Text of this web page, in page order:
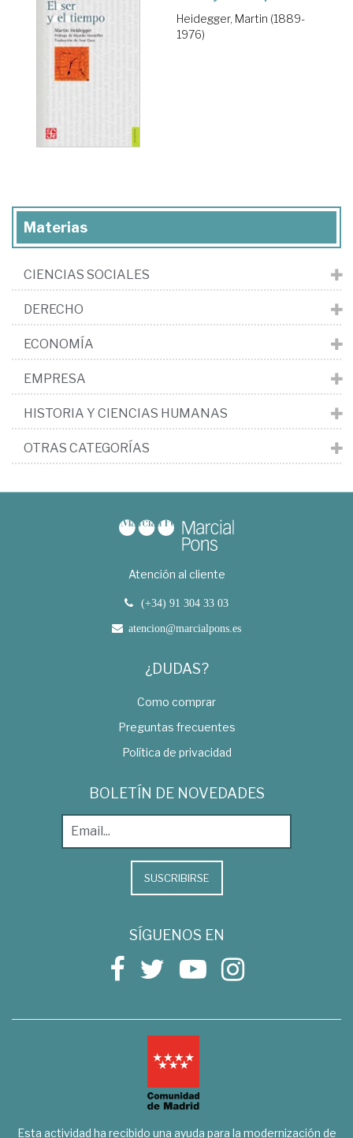
Heidegger, Martin (1889-
1976)
Materias
CIENCIAS SOCIALES
DERECHO
ECONOMÍA
EMPRESA
HISTORIA Y CIENCIAS HUMANAS
OTRAS CATEGORÍAS
Atención al cliente
(+34) 91 304 33 03
atencion@marcialpons.es
¿DUDAS?
Como comprar
Preguntas frecuentes
Política de privacidad
BOLETÍN DE NOVEDADES
SUSCRIBIRSE
SÍGUENOS EN
Esta actividad ha recibido una ayuda para la modernización de